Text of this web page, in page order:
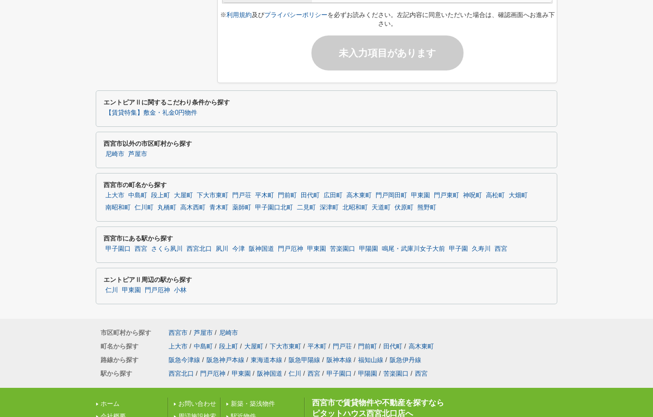
※利用規約及びプライバシーポリシーを必ずお読みください。左記内容に同意いただいた場合は、確認画面へお進み下
さい。
未入力項目があります
エントピアⅡに関するこだわり条件から探す
【賃貸特集】敷金・礼金0円物件
西宮市以外の市区町村から探す
尼崎市 芦屋市
西宮市の町名から探す
上大市 中島町 段上町 大屋町 下大市東町 門戸荘 平木町 門前町 田代町 広田町 高木東町 門戸岡田町 甲東園 門戸東町 神呪町 高松町
大畑町
南昭和町
仁川町 丸橋町 高木西町 青木町 薬師町 甲子園口北町 二見町 深津町 北昭和町 天道町 伏原町 熊野町
西宮市にある駅から探す
甲子園口 西宮 さくら夙川 西宮北口 夙川 今津 阪神国道 門戸厄神 甲東園 苦楽園口 甲陽園 鳴尾・武庫川女子大前 甲子園 久寿川 西宮
エントピアⅡ周辺の駅から探す
仁川 甲東園 門戸厄神 小林
市区町村から探す 西宮市 / 芦屋市 / 尼崎市
町名から探す
上大市 / 中島町 / 段上町 / 大屋町 / 下大市東町 / 平木町 / 門戸荘 / 門前町 / 田代町 / 高木東町
路線から探す
阪急今津線 / 阪急神戸本線 / 東海道本線 / 阪急甲陽線 / 阪神本線 / 福知山線 / 阪急伊丹線
駅から探す
西宮北口 / 門戸厄神 / 甲東園 / 阪神国道 / 仁川 / 西宮 / 甲子園口 / 甲陽園 / 苦楽園口 / 西宮
ホーム
お問い合わせ
新築・築浅物件
西宮市で賃貸物件や不動産を探すなら
ピタットハウス西宮北口店へ